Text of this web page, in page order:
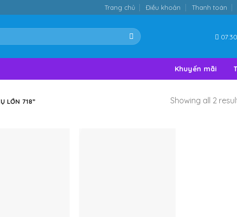
Trang chủ Điều khoản Thanh toán
Khuyến mãi
LỚN 718” Showing all 2